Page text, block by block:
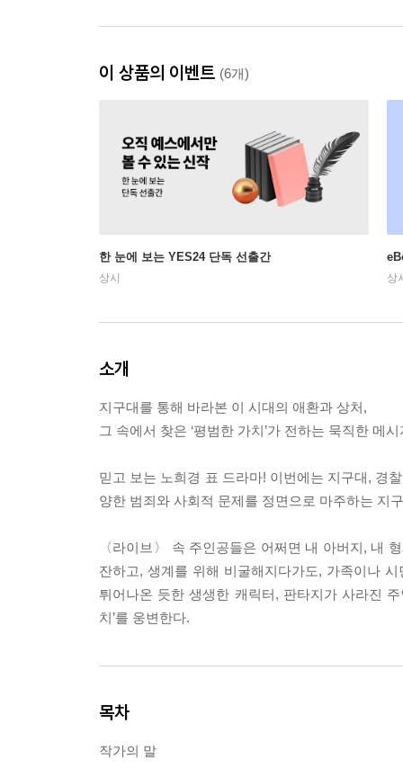
이 상품의 이벤트 (6개)
한 눈에 보는 YES24 단독 선출간
상시 상
소개
지구대를 통해 바라본 이 시대의 애환과 상처,
그 속에서 찾은 ‘평범한 가치’가 전하는 묵직한 메시
믿고 보는 노희경 표 드라마! 이번에는 지구대, 경
양한 범죄와 사회적 문제를 정면으로 마주하는 지
〈라이브〉 속 주인공들은 어쩌면 내 아버지, 내
잔하고, 생계를 위해 비굴해지다가도, 가족이나
튀어나온 듯한 생생한 캐릭터, 판타지가 사라진
치’를 웅변한다.
목차
작가의 말